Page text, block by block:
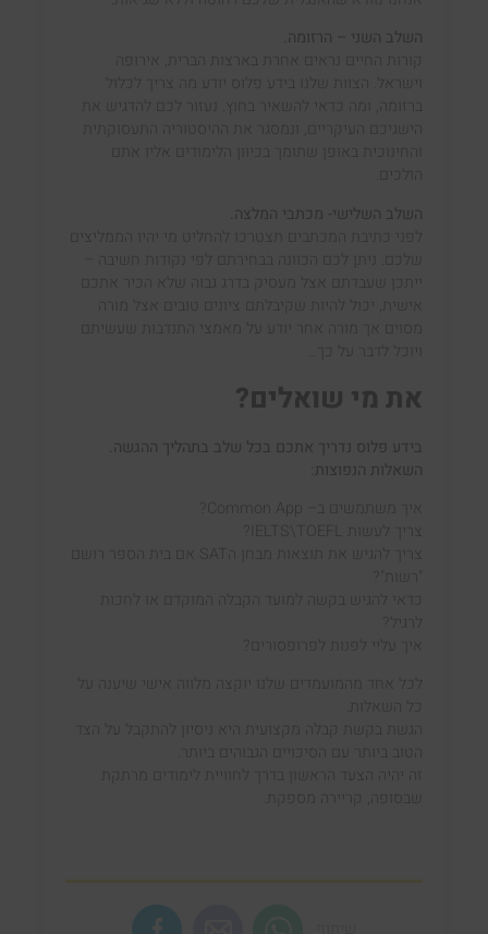
השלב השני – הרזומה.
קורות החיים נראים אחרת בארצות הברית, אירופה
וישראל. הצוות שלנו בידע פלוס יודע מה צריך לכלול
ברזומה, ומה כדאי להשאיר בחוץ. נעזור לכם להדגיש את
הישגיכם העיקריים, ונמסגר את ההיסטוריה התעסוקתית
והחינוכית באופן שתומך בכיוון הלימודים אליו אתם
השלב השלישי- מכתבי המלצה.
לפני כתיבת המכתבים תצטרכו להחליט מי יהיו הממליצים
שלכם. ניתן לכם הכוונה בבחירתם לפי נקודות חשיבה –
ייתכן שעבדתם אצל מעסיק בדרג גבוה שלא הכיר אתכם
אישית, יכול להיות שקיבלתם ציונים טובים אצל מורה
מסוים אך מורה אחר יודע על מאמצי התנדבות שעשיתם
ויוכל לדבר על כך.
את מי שואלים?
בידע פלוס נדריך אתכם בכל שלב בתהליך ההגשה.
השאלות הנפוצות:
איך משתמשים ב
Common App
צריך לעשות
IELTS\TOEFL
צריך להגיש את תוצאות מבחן ה
SAT
אם בית הספר רושם
כדאי להגיש בקשה למועד הקבלה המוקדם או לחכות
לרגיל?
איך עליי לפנות לפרופסורים?
לכל אחד מהמועמדים שלנו יוקצה מלווה אישי שיענה על
כל השאלות.
הגשת בקשת קבלה מקצועית היא ניסיון להתקבל על הצד
הטוב ביותר עם הסיכויים הגבוהים ביותר.
זה יהיה הצעד הראשון בדרך לחוויית לימודים מרתקת
שבסופה, קריירה מספקת.